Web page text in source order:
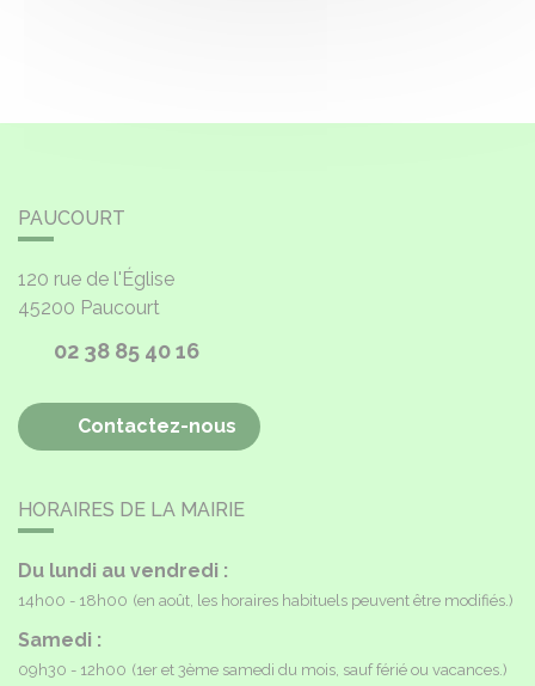
PAUCOURT
120 rue de l'Église
45200 Paucourt
02 38 85 40 16
Contactez-nous
HORAIRES DE LA MAIRIE
Du lundi au vendredi :
14h00 - 18h00 (en août, les horaires habituels peuvent être modifiés.)
Samedi :
09h30 - 12h00 (1er et 3ème samedi du mois, sauf férié ou vacances.)